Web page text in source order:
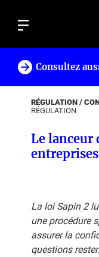
Consultez
RÉGULATION /
RÉGULATION
Le lanceur
La loi Sapin 2
une procédure
assurer la
questions